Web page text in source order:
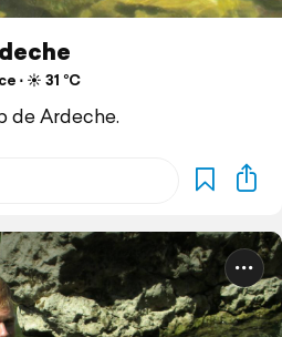
⋅ ☀️ 31 °C
de Ardeche.